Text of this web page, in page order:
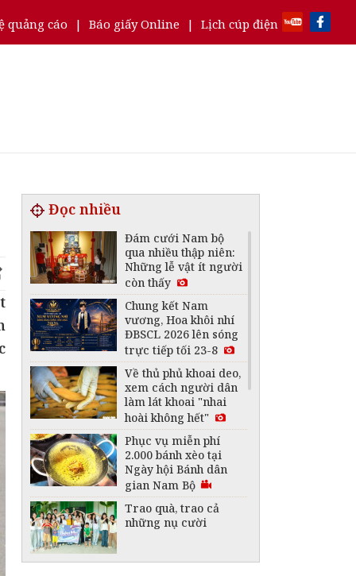
quảng cáo | Báo giấy Online | Lịch cúp điện
Đọc nhiều
Đám cưới Nam bộ
qua nhiều thập niên:
Những lễ vật ít người
còn thấy
Chung kết Nam
vương, Hoa khôi nhí
ĐBSCL 2026 lên sóng
trực tiếp tối 23-8
Về thủ phủ khoai deo,
xem cách người dân
làm lát khoai "nhai
hoài không hết"
Phục vụ miễn phí
2.000 bánh xèo tại
Ngày hội Bánh dân
gian Nam Bộ
Trao quà, trao cả
những nụ cười